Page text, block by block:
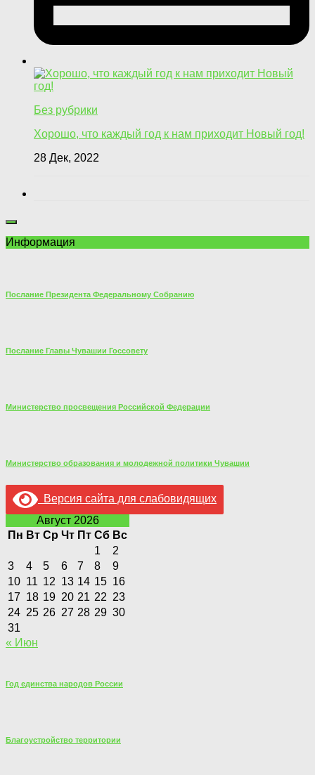
Без рубрики
Хорошо, что каждый год к нам приходит Новый год!
28 Дек, 2022
Информация
Послание Президента Федеральному Собранию
Послание Главы Чувашии Госсовету
Министерство просвещения Российской Федерации
Министерство образования и молодежной политики Чувашии
Версия сайта для слабовидящих
Август 2026
Пн Вт Ср Чт Пт Сб Вс
1
2
3
4 5 6 7 8
9
10 11 12 13 14 15 16
17 18 19 20 21 22 23
24 25 26 27 28 29 30
31
« Июн
Год единства народов России
Благоустройство территории